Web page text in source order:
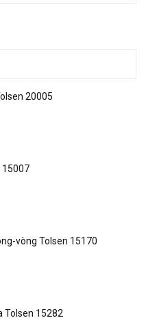
20005
15007
vòng Tolsen 15170
Tolsen 15282